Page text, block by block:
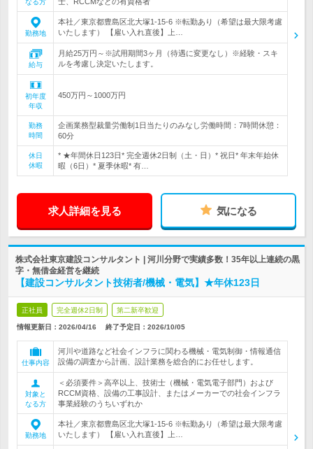
なる方
勤務地
本社／東京都豊島区北大塚1-15-6 ※転勤あり（希望は最大限考慮
いたします） 【雇い入れ直後】上…
給与
月給25万円～※試用期間3ヶ月（待遇に変更なし）※経験・スキ
ルを考慮し決定いたします。
初年度
年収
450万円～1000万円
勤務
時間
企画業務型裁量労働制1日当たりのみなし労働時間：7時間休憩：
60分
休日
休暇
* ★年間休日123日* 完全週休2日制（土・日）* 祝日* 年末年始休
暇（6日）* 夏季休暇* 有…
求人詳細を見る 気になる
株式会社東京建設コンサルタント | 河川分野で実績多数！35年以上連続の黒
字・無借金経営を継続
【建設コンサルタント技術者/機械・電気】★年休123日
正社員 完全週休2日制 第二新卒歓迎
情報更新日：2026/04/16 終了予定日： 2026/10/05
仕事内容
河川や道路など社会インフラに関わる機械・電気制御・情報通信
設備の調査から計画、設計業務を総合的にお任せします。
対象と
なる方
＜必須要件＞高卒以上、技術士（機械・電気電子部門）および
RCCM資格、設備の工事設計、またはメーカーでの社会インフラ
事業経験のうちいずれか
勤務地
本社／東京都豊島区北大塚1-15-6 ※転勤あり（希望は最大限考慮
いたします） 【雇い入れ直後】上…